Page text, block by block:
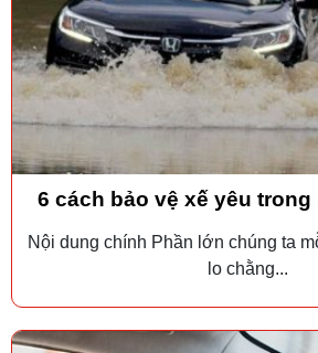
6 cách bảo vệ xế yêu trong
Nội dung chính Phần lớn chúng ta
lo chằng...